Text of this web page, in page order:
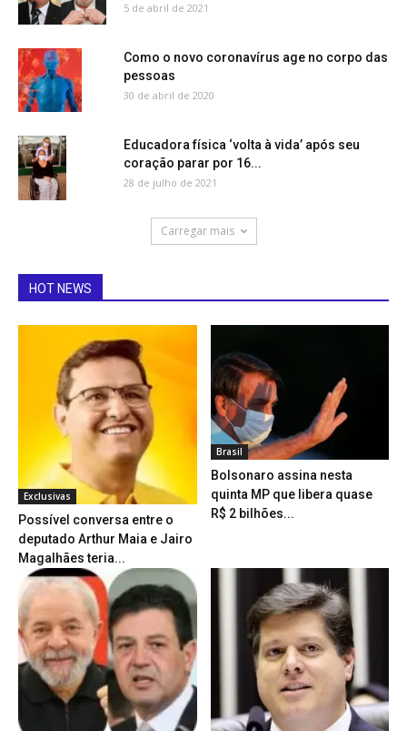
5 de abril de 2021
Como o novo coronavírus age no corpo das
pessoas
30 de abril de 2020
Educadora física ‘volta à vida’ após seu
coração parar por 16...
28 de julho de 2021
Carregar mais
HOT NEWS
Exclusivas
Possível conversa entre o
deputado Arthur Maia e Jairo
Magalhães teria...
Brasil
Bolsonaro assina nesta
quinta MP que libera quase
R$ 2 bilhões...